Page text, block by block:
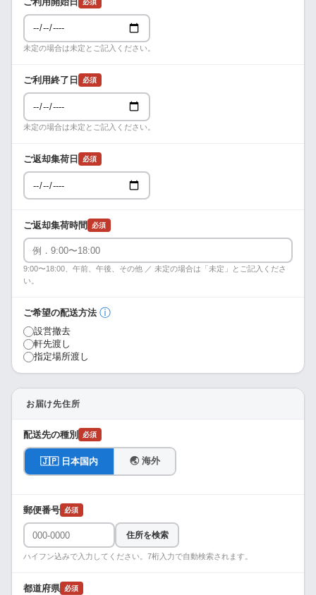
未定の場合は未定とご記入ください。
ご利用終了日 必須
未定の場合は未定とご記入ください。
ご返却集荷日 必須
ご返却集荷時間 必須
9:00〜18:00、午前、午後、その他 ／ 未定の場合は「未定」とご記入くださ
い。
ご希望の配送方法 ⓘ
設営撤去
軒先渡し
指定場所渡し
お届け先住所
配送先の種別 必須
🇯🇵 日本国内 🌏 海外
郵便番号 必須
住所を検索
ハイフン込みで入力してください。7桁入力で自動検索されます。
都道府県 必須